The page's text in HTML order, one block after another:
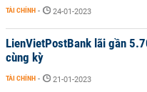
TÀI CHÍNH - 24-01-2023
LienVietPostBank lãi gần
cùng kỳ
TÀI CHÍNH - 21-01-2023